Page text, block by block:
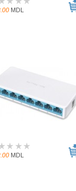
MDL
MDL